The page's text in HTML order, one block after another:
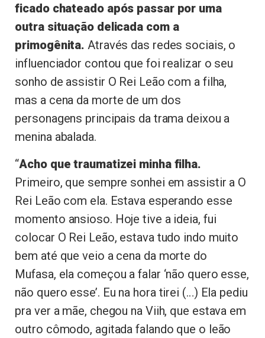
ficado chateado após passar por uma
outra situação delicada com a
primogênita. Através das redes sociais, o
influenciador contou que foi realizar o seu
sonho de assistir O Rei Leão com a filha,
mas a cena da morte de um dos
personagens principais da trama deixou a
menina abalada.
“Acho que traumatizei minha filha.
Primeiro, que sempre sonhei em assistir a O
Rei Leão com ela. Estava esperando esse
momento ansioso. Hoje tive a ideia, fui
colocar O Rei Leão, estava tudo indo muito
bem até que veio a cena da morte do
Mufasa, ela começou a falar ‘não quero esse,
não quero esse’. Eu na hora tirei (…) Ela pediu
pra ver a mãe, chegou na Viih, que estava em
outro cômodo, agitada falando que o leão